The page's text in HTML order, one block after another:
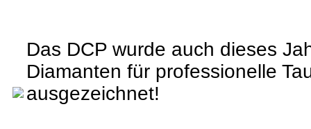
Das DCP wurde auch dieses
Diamanten für professionelle
ausgezeichnet!